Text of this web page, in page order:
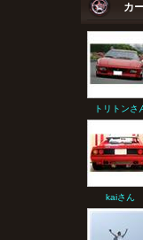
カ
トリトンさ
kaiさん